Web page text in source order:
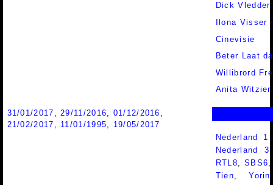
Dick Vledder
Ilona Visser
Cinevisie
Beter Laat
Willibrord
Anita Witzier
31/01/2017 29/11/2016 01/12/2016
21/02/2017
11/01/1995
19/05/2017
Nederland
Nederland
RTL8 ,SBS6
Tien ,Yorin